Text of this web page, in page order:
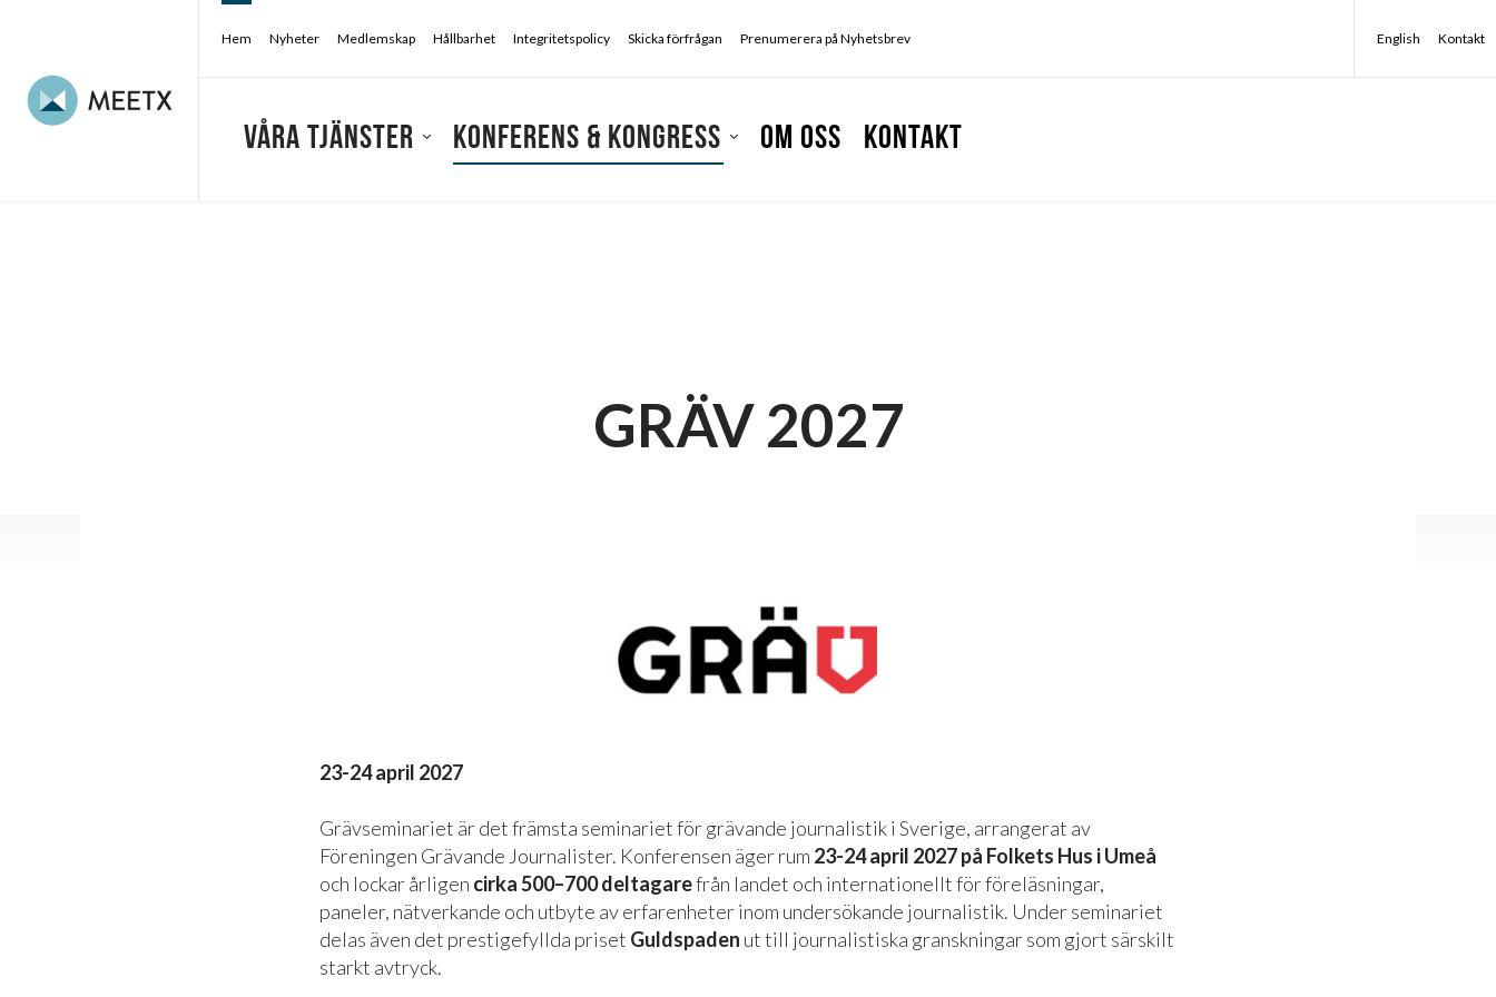
Hem Nyheter Medlemskap Hållbarhet Integritetspolicy Skicka förfrågan Prenumerera på Nyhetsbrev English Kontakt
Våra tjänster Konferens & kongress Om oss Kontakt
GRÄV 2027
23-24 april 2027
Grävseminariet är det främsta seminariet för grävande journalistik i Sverige, arrangerat av
Föreningen Grävande Journalister. Konferensen äger rum 23-24 april 2027på Folkets Hus i Umeå
och lockar årligen cirka 500–700 deltagarefrån landet och internationellt för föreläsningar,
paneler, nätverkande och utbyte av erfarenheter inom undersökande journalistik. Under seminariet
delas även det prestigefyllda priset Guldspaden ut till journalistiska granskningar som gjort särskilt
starkt avtryck.